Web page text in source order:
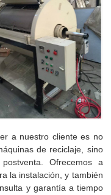
a nuestro cliente es no
de reciclaje, sino
Ofrecemos a
la instalación, y también
y garantía a tiempo